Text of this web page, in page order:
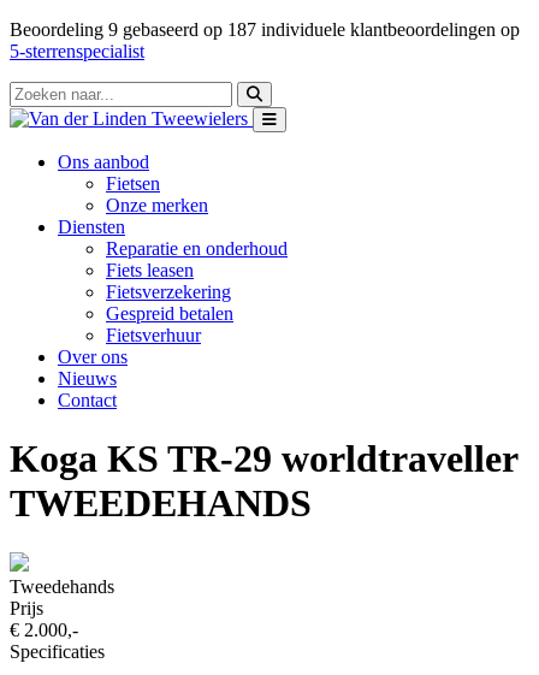
Beoordeling 9 gebaseerd op 187 individuele klantbeoordelingen op
5-sterrenspecialist
Ons aanbod
Fietsen
Onze merken
Diensten
Reparatie en onderhoud
Fiets leasen
Fietsverzekering
Gespreid betalen
Fietsverhuur
Over ons
Nieuws
Contact
Koga KS TR-29 worldtraveller
TWEEDEHANDS
Tweedehands
Prijs
€ 2.000,-
Specificaties